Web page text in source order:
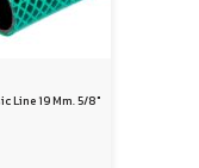
Line 19 Mm. 5/8″